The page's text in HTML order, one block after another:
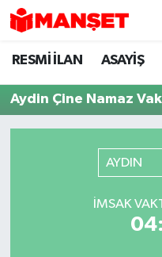
RESMİ İLAN ASAYİŞ
Aydin Çine Namaz
AYDIN
İMSAK
Hava Durumu
Trafik Durumu
Tüm Manşetler
Son Dakika